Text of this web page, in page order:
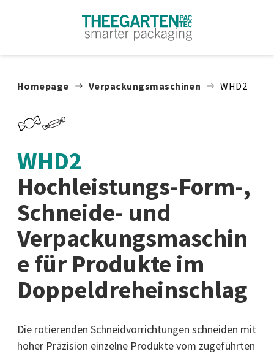
Homepage Verpackungsmaschinen WHD2
WHD2
Hochleistungs-Form-,
Schneide- und
Verpackungsmaschin
e für Produkte im
Doppeldreheinschlag
Die rotierenden Schneidvorrichtungen schneiden mit
hoher Präzision einzelne Produkte vom zugeführten